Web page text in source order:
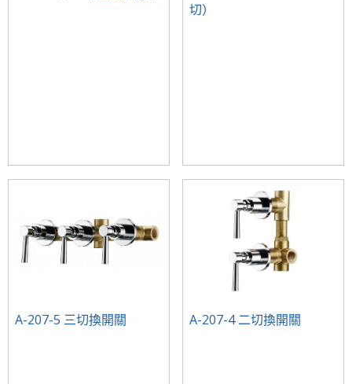
切）
A-207-5 三切換開關 A-207-4 二切換開關